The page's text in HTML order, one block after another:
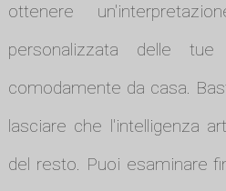
ottenere
personalizzata delle
comodamente da casa.
lasciare che l'intelligenza
del resto. Puoi esaminare